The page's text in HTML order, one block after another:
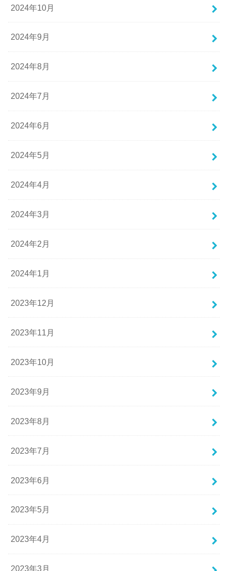
2024年10月
2024年9月
2024年8月
2024年7月
2024年6月
2024年5月
2024年4月
2024年3月
2024年2月
2024年1月
2023年12月
2023年11月
2023年10月
2023年9月
2023年8月
2023年7月
2023年6月
2023年5月
2023年4月
2023年3月